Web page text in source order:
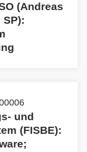
(Andreas
und
(FISBE):